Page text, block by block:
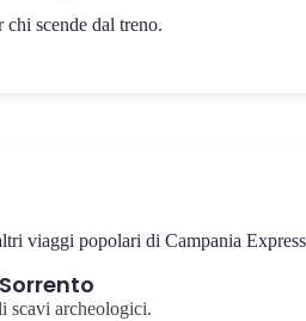
scende dal treno.
viaggi popolari di Campania
scavi archeologici.